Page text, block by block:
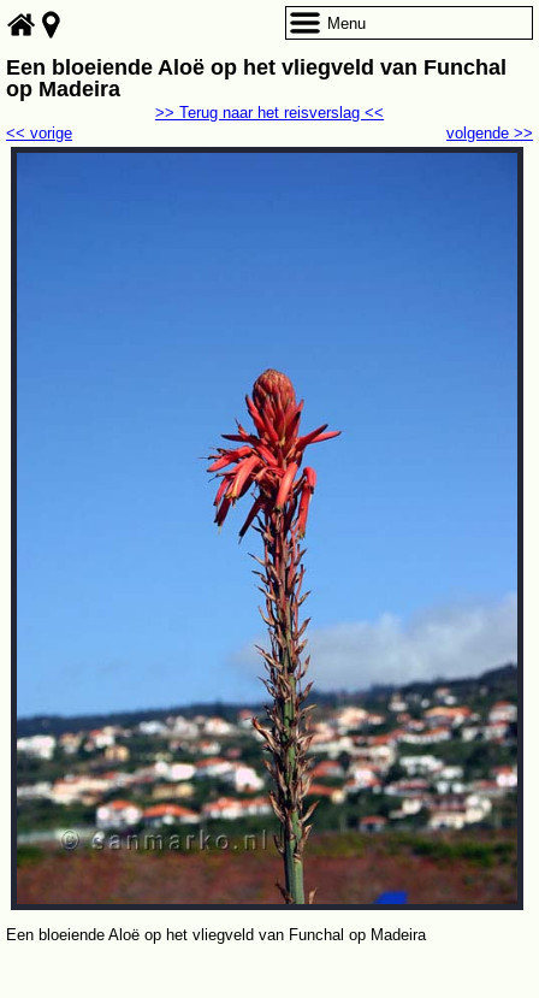
Een bloeiende Aloë op het vliegveld van Funchal
op Madeira
volgende >>
<< vorige
>> Terug naar het reisverslag <<
Een bloeiende Aloë op het vliegveld van Funchal op Madeira
Menu